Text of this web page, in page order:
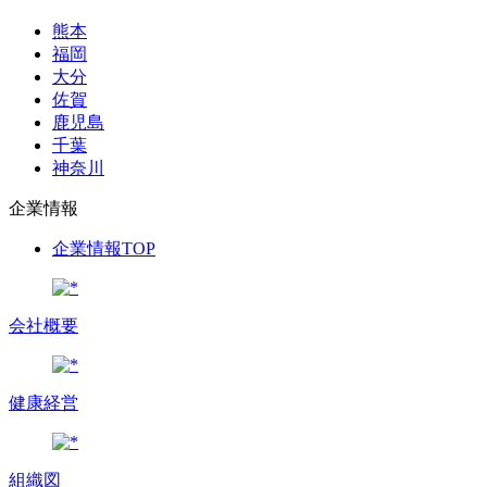
熊本
福岡
大分
佐賀
鹿児島
千葉
神奈川
企業情報
企業情報TOP
会社概要
健康経営
組織図